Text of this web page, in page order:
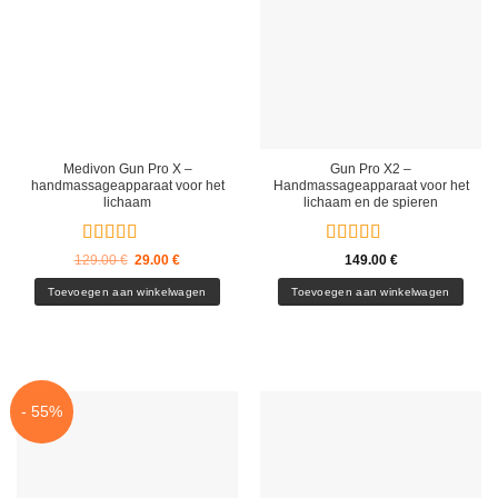
Medivon Gun Pro X –
handmassageapparaat voor het
lichaam
Gewaardeerd
4.67uit 5
129.00€ Oorspronkelijke
was:
129.00 €.
29.00€Huidige
29.00 €.
Toevoegen aan winkelwagen
Gun Pro X2 –
Handmassageapparaat voor het
lichaam en de spieren
Gewaardeerd
5uit 5
149.00 €
Toevoegen aan winkelwagen
- 55%